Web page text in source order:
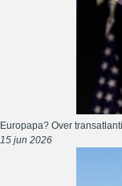
Europapa? Over
15 jun 2026